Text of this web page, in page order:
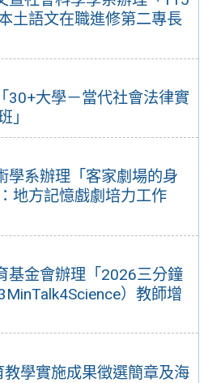
土語文在職進修第二專長
30+大學－當代社會法律實
」
學系辦理「客家劇場的身
地方記憶戲劇培力工作
基金會辦理「2026三分鐘
）教師增
學實施成果徵選簡章及海